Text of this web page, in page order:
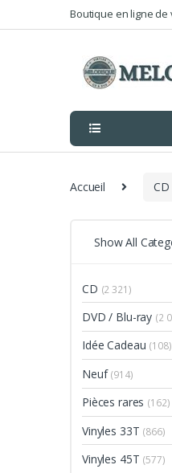
to
to
Boutique en ligne de
Accueil CD
Show All
CD (2 321)
DVD / Blu-ray (2
Idée Cadeau (108)
Neuf (914)
Pièces rares (162)
Vinyles 33T (866)
Vinyles 45T (577)